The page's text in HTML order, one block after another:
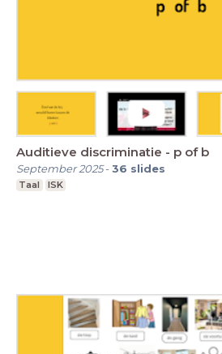
Auditieve discriminatie - p of b
September 2025-36 slides
Taal ISK